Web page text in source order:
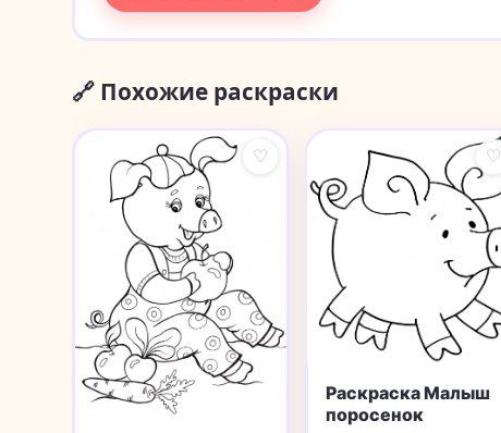
🔗 Похожие раскраски
♡ ♡
Раскраска Малыш
поросенок